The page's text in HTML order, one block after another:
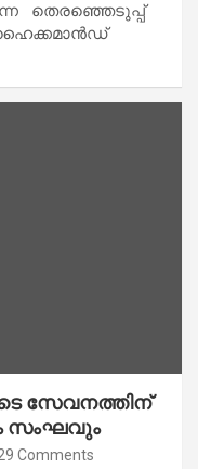
തെരഞ്ഞെടുപ്പ്
ഹൈക്കമാൻഡ്
സേവനത്തിന്
സംഘവും
Comments